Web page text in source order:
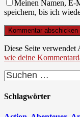
Meinen Namen, E-
speichern, bis ich
Diese Seite verwendet
wie deine
Suchen
nach:
Schlagwörter